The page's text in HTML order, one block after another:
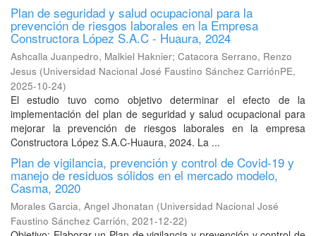
Plan de seguridad y salud ocupacional para la
prevención de riesgos laborales en la Empresa
Constructora López S.A.C - Huaura, 2024
Ashcalla Juanpedro, Malkiel Haknier; Catacora Serrano, Renzo
Jesus (Universidad Nacional José Faustino Sánchez CarriónPE,
2025-10-24)
El estudio tuvo como objetivo determinar el efecto de la
implementación del plan de seguridad y salud ocupacional para
mejorar la prevención de riesgos laborales en la empresa
Constructora López S.A.C-Huaura, 2024. La ...
Plan de vigilancia, prevención y control de Covid-19 y
manejo de residuos sólidos en el mercado modelo,
Casma, 2020
Morales Garcia, Angel Jhonatan (Universidad Nacional José
Faustino Sánchez Carrión, 2021-12-22)